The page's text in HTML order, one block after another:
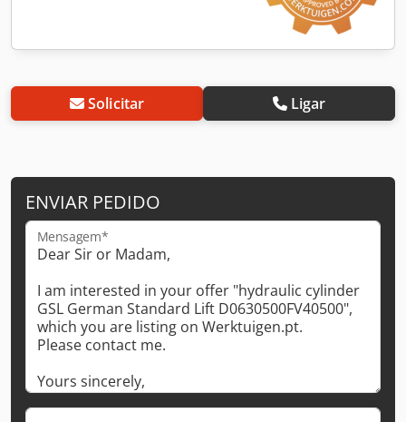
Solicitar Ligar
ENVIAR PEDIDO
Mensagem*